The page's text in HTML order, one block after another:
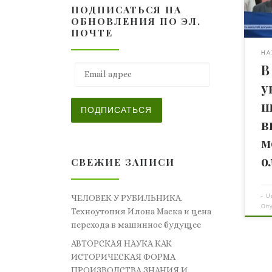
два
-
ПОДПИСАТЬСЯ НА
ОБНОВЛЕНИЯ ПО ЭЛ.
ПОЧТЕ
ПОДПИСАТЬСЯ
СВЕЖИЕ ЗАПИСИ
ЧЕЛОВЕК У РУБИЛЬНИКА.
Техноутопия Илона Маска и цена
перехода в машинное будущее
АВТОРСКАЯ НАУКА КАК
ИСТОРИЧЕСКАЯ ФОРМА